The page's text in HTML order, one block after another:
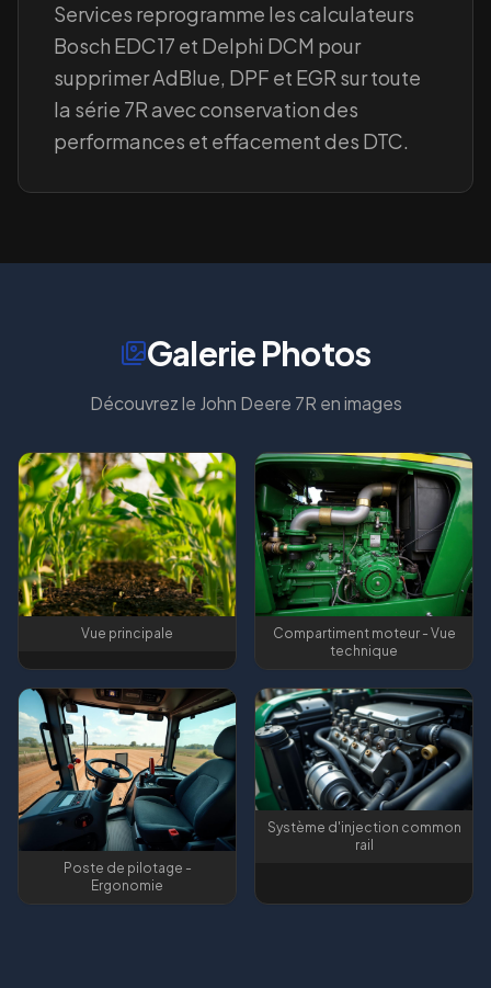
Services reprogramme les calculateurs
Bosch EDC17 et Delphi DCM pour
supprimer AdBlue, DPF et EGR sur toute
la série 7R avec conservation des
performances et effacement des DTC.
Galerie Photos
Découvrez le John Deere 7R en images
Vue principale
Compartiment moteur - Vue
technique
Poste de pilotage -
Ergonomie
Système d'injection common
rail